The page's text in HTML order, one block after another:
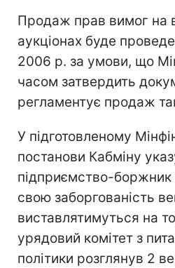
Продаж прав вимог на
аукціонах буде
2006 р. за умови, що
часом затвердить
регламентує продаж
У підготовленому
постанови Кабміну
підприємство-
свою заборгованість
виставлятимуться на
урядовий комітет з
політики розглянув 2